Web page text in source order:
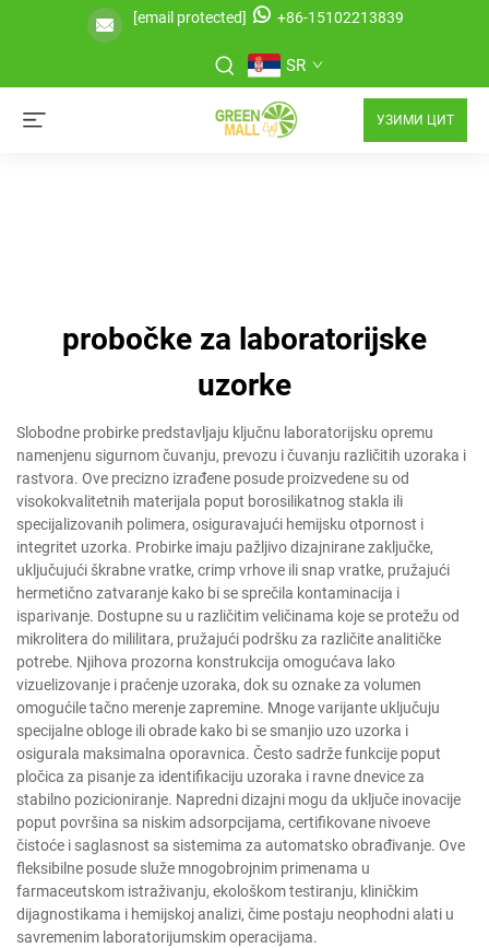
[email protected] +86-15102213839
SR
УЗИМИ ЦИТ
probočke za laboratorijske
uzorke
Slobodne probirke predstavljaju ključnu laboratorijsku opremu
namenjenu sigurnom čuvanju, prevozu i čuvanju različitih uzoraka i
rastvora. Ove precizno izrađene posude proizvedene su od
visokokvalitetnih materijala poput borosilikatnog stakla ili
specijalizovanih polimera, osiguravajući hemijsku otpornost i
integritet uzorka. Probirke imaju pažljivo dizajnirane zaključke,
uključujući škrabne vratke, crimp vrhove ili snap vratke, pružajući
hermetično zatvaranje kako bi se sprečila kontaminacija i
isparivanje. Dostupne su u različitim veličinama koje se protežu od
mikrolitera do mililitara, pružajući podršku za različite analitičke
potrebe. Njihova prozorna konstrukcija omogućava lako
vizuelizovanje i praćenje uzoraka, dok su oznake za volumen
omogućile tačno merenje zapremine. Mnoge varijante uključuju
specijalne obloge ili obrade kako bi se smanjio uzo uzorka i
osigurala maksimalna oporavnica. Često sadrže funkcije poput
pločica za pisanje za identifikaciju uzoraka i ravne dnevice za
stabilno pozicioniranje. Napredni dizajni mogu da uključe inovacije
poput površina sa niskim adsorpcijama, certifikovane nivoeve
čistoće i saglasnost sa sistemima za automatsko obrađivanje. Ove
fleksibilne posude služe mnogobrojnim primenama u
farmaceutskom istraživanju, ekološkom testiranju, kliničkim
dijagnostikama i hemijskoj analizi, čime postaju neophodni alati u
savremenim laboratorijumskim operacijama.